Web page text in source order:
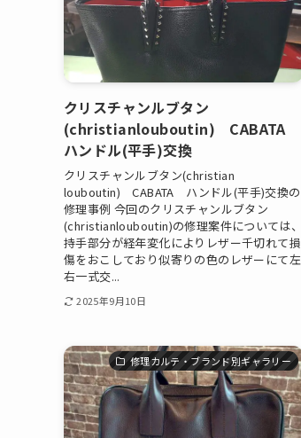
クリスチャンルブタン
(christianlouboutin) CABATA
ハンドル(平手)交換
クリスチャンルブタン(christian
louboutin) CABATA ハンドル(平手)交換の
修理事例 今回のクリスチャンルブタン
(christianlouboutin)の修理案件については、
持手部分が経年変化によりレザー千切れて損
傷をおこしており似寄りの色のレザーにて左
右一式交...
2025年9月10日
修理カルテ・ブランド別ギャラリー